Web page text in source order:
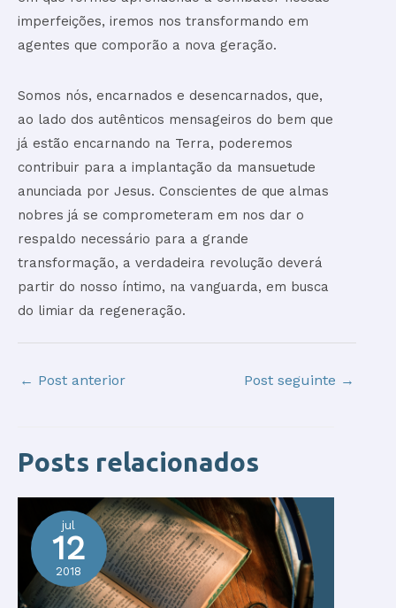
imperfeições, iremos nos transformando em
agentes que comporão a nova geração.
Somos nós, encarnados e desencarnados, que,
ao lado dos autênticos mensageiros do bem que
já estão encarnando na Terra, poderemos
contribuir para a implantação da mansuetude
anunciada por Jesus. Conscientes de que almas
nobres já se comprometeram em nos dar o
respaldo necessário para a grande
transformação, a verdadeira revolução deverá
partir do nosso íntimo, na vanguarda, em busca
do limiar da regeneração.
← Post anterior Post seguinte →
Posts relacionados
jul
12
2018